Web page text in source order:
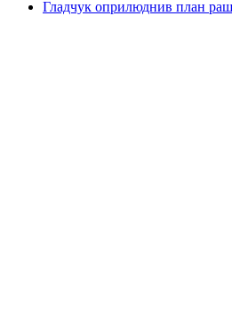
Гладчук оприлюднив план